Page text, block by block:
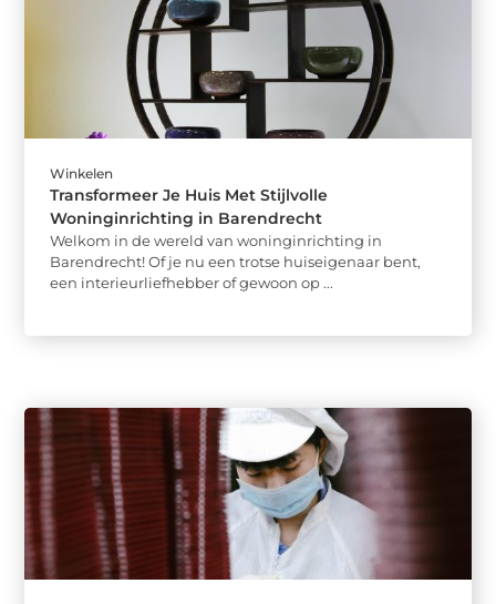
Winkelen
Transformeer Je Huis Met Stijlvolle
Woninginrichting in Barendrecht
Welkom in de wereld van woninginrichting in
Barendrecht! Of je nu een trotse huiseigenaar bent,
een interieurliefhebber of gewoon op ...